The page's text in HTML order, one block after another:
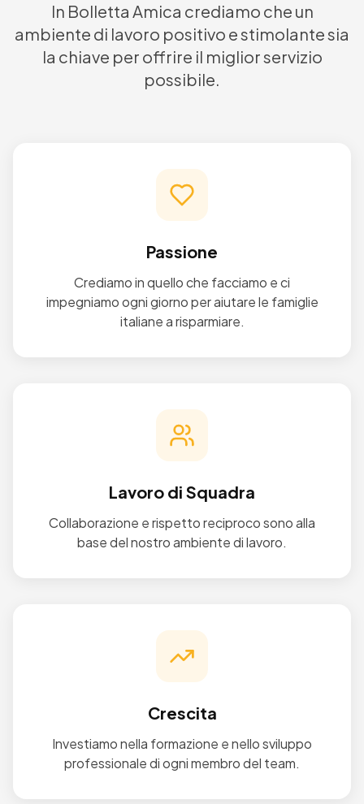
In Bolletta Amica crediamo che un
ambiente di lavoro positivo e stimolante sia
la chiave per offrire il miglior servizio
possibile.
Passione
Crediamo in quello che facciamo e ci
impegniamo ogni giorno per aiutare le famiglie
italiane a risparmiare.
Lavoro di Squadra
Collaborazione e rispetto reciproco sono alla
base del nostro ambiente di lavoro.
Crescita
Investiamo nella formazione e nello sviluppo
professionale di ogni membro del team.